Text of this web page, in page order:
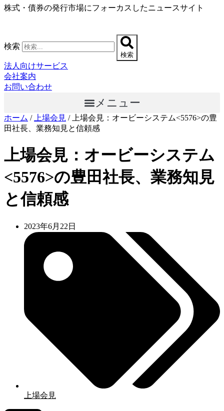
コ
ツ
に
ス
キ
ッ
株式・債券の発行市場にフォーカスしたニュースサイト
検索
検索
法人向けサービス
会社案内
お問い合わせ
メニュー
ホーム / 上場会見 /
上場会見：オービーシステム<5576>の豊
田社長、業務知見と信頼感
上場会見：オービーシステム
<5576>の豊田社長、業務知見
と信頼感
2023年6月22日
上場会見